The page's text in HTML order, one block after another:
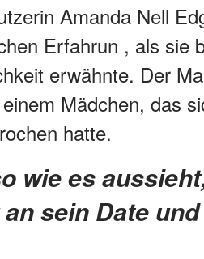
Amanda Nell
Erfahrun , als sie
erwähnte. Der
Mädchen, das
hatte.
sein Date